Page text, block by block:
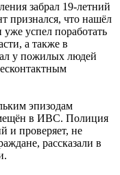
забрал 19-летний
признался, что нашёл
успел поработать
а также в
у пожилых людей
эпизодам
в ИВС. Полиция
и проверяет, не
рассказали в